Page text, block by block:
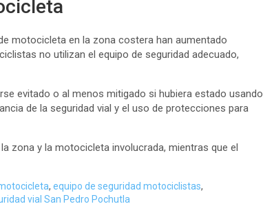
motocicleta en la zona costera han aumentado
no utilizan el equipo de seguridad adecuado,
evitado o al menos mitigado si hubiera estado usando
de la seguridad vial y el uso de protecciones para
zona y la motocicleta involucrada, mientras que el
, equipo de seguridad motociclistas,
vial San Pedro Pochutla